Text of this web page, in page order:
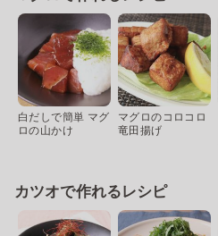
白だしで簡単 マグ
ロの山かけ
マグロのコロコロ
竜田揚げ
カツオで作れるレシピ